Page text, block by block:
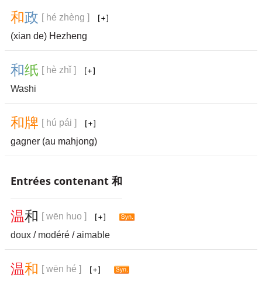
和政 [ hé zhèng ]
(xian de) Hezheng
和纸 [ hè zhǐ ]
Washi
和牌 [ hú pái ]
gagner (au mahjong)
Entrées contenant 和
温和
[ wēn huo ]
doux / modéré /aimable
温和
[ wēn hé ]